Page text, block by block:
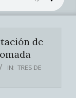
de
IN: TRES DE